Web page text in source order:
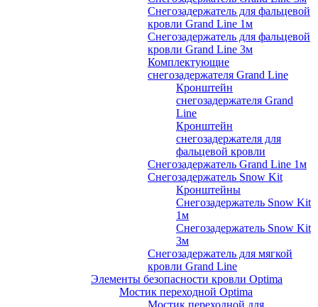
Снегозадержатель для фальцевой
кровли Grand Line 1м
Снегозадержатель для фальцевой
кровли Grand Line 3м
Комплектующие
снегозадержателя Grand Line
Кронштейн
снегозадержателя Grand
Line
Кронштейн
снегозадержателя для
фальцевой кровли
Снегозадержатель Grand Line 1м
Снегозадержатель Snow Kit
Кронштейны
Снегозадержатель Snow Kit
1м
Снегозадержатель Snow Kit
3м
Снегозадержатель для мягкой
кровли Grand Line
Элементы безопасности кровли Optima
Мостик переходной Optima
Мостик переходной для